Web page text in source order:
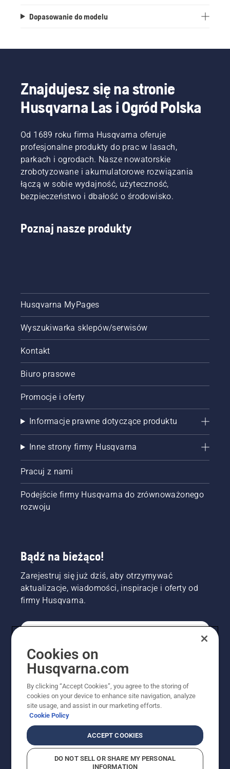
Dopasowanie do modelu
Znajdujesz się na stronie
Husqvarna Las i Ogród Polska
Od 1689 roku firma Husqvarna oferuje
profesjonalne produkty do prac w lasach,
parkach i ogrodach. Nasze nowatorskie
zrobotyzowane i akumulatorowe rozwiązania
łączą w sobie wydajność, użyteczność,
bezpieczeństwo i dbałość o środowisko.
Poznaj nasze produkty
Husqvarna MyPages
Wyszukiwarka sklepów/serwisów
Kontakt
Biuro prasowe
Promocje i oferty
Informacje prawne dotyczące produktu
Inne strony firmy Husqvarna
Pracuj z nami
Podejście firmy Husqvarna do zrównoważonego
rozwoju
Bądź na bieżąco!
Zarejestruj się już dziś, aby otrzymywać
aktualizacje, wiadomości, inspiracje i oferty od
firmy Husqvarna.
PROFESJONALISTA
Cookies on
Husqvarna.com
By clicking “Accept Cookies”, you agree to the storing of
cookies on your device to enhance site navigation, analyze
site usage, and assist in our marketing efforts.
Cookie Policy
ACCEPT COOKIES
DO NOT SELL OR SHARE MY PERSONAL
INFORMATION